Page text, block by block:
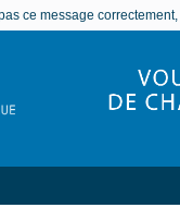
ce message correctement,